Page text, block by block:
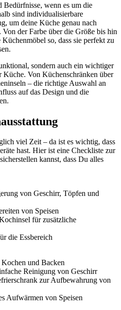
Bedürfnisse, wenn es um die
sind individualisierbare
um deine Küche genau nach
Von der Farbe über die Größe bis hin
so, dass sie perfekt zu
sondern auch ein wichtiger
Küche. Von Küchenschränken über
– die richtige Auswahl an
auf das Design und die
viel Zeit – da ist es wichtig, dass
hast. Hier ist eine Checkliste zur
kannst, dass Du alles
von Geschirr, Töpfen und
von Speisen
für zusätzliche
die Essbereich
und Backen
Reinigung von Geschirr
zur Aufbewahrung von
Aufwärmen von Speisen